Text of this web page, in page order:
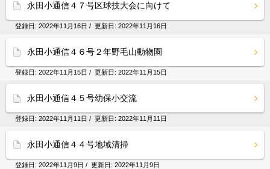
永田小通信４７号区球技大会に向けて
登録日: 2022年11月16日 / 更新日: 2022年11月16日
永田小通信４６号２年野毛山動物園
登録日: 2022年11月15日 / 更新日: 2022年11月15日
永田小通信４５号幼保小交流
登録日: 2022年11月11日 / 更新日: 2022年11月11日
永田小通信４４号地域清掃
登録日: 2022年11月9日 / 更新日: 2022年11月9日